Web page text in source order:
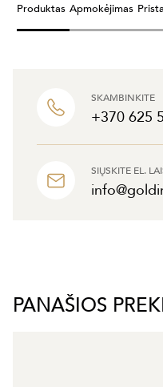
SKAMBINKITE
+370 625
SIŲSKITE EL.
Produktas Apmokėjimas
PANAŠIOS